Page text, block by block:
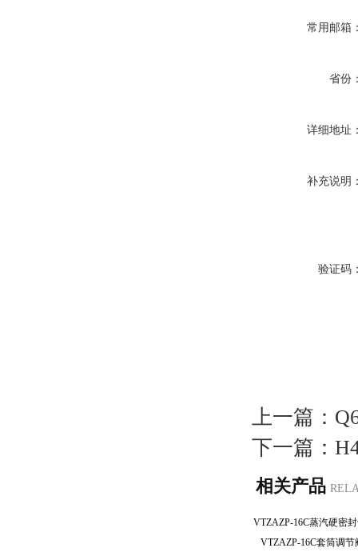
常用邮箱
省份
详细地址
补充说明
验证码
上一篇：
下一篇：
相关产品
VTZAZP-16C套筒调